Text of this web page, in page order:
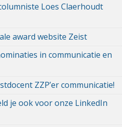
Loes Claerhoudt
award website Zeist
in communicatie en
ZZP’er communicatie!
je ook voor onze LinkedIn